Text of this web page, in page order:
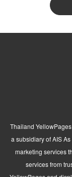
Thailand
a subsidiary of AIS
marketing services
services from